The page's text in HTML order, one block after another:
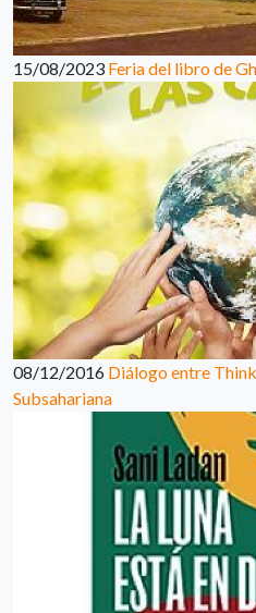
15/08/2023 Feria del libro de
08/12/2016 Diálogo entre
Subsahariana